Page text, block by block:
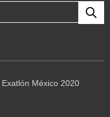
México 2020